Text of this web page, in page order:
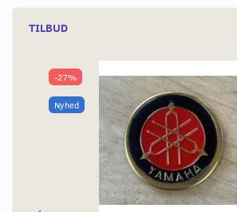
TILBUD
-27%
Nyhed